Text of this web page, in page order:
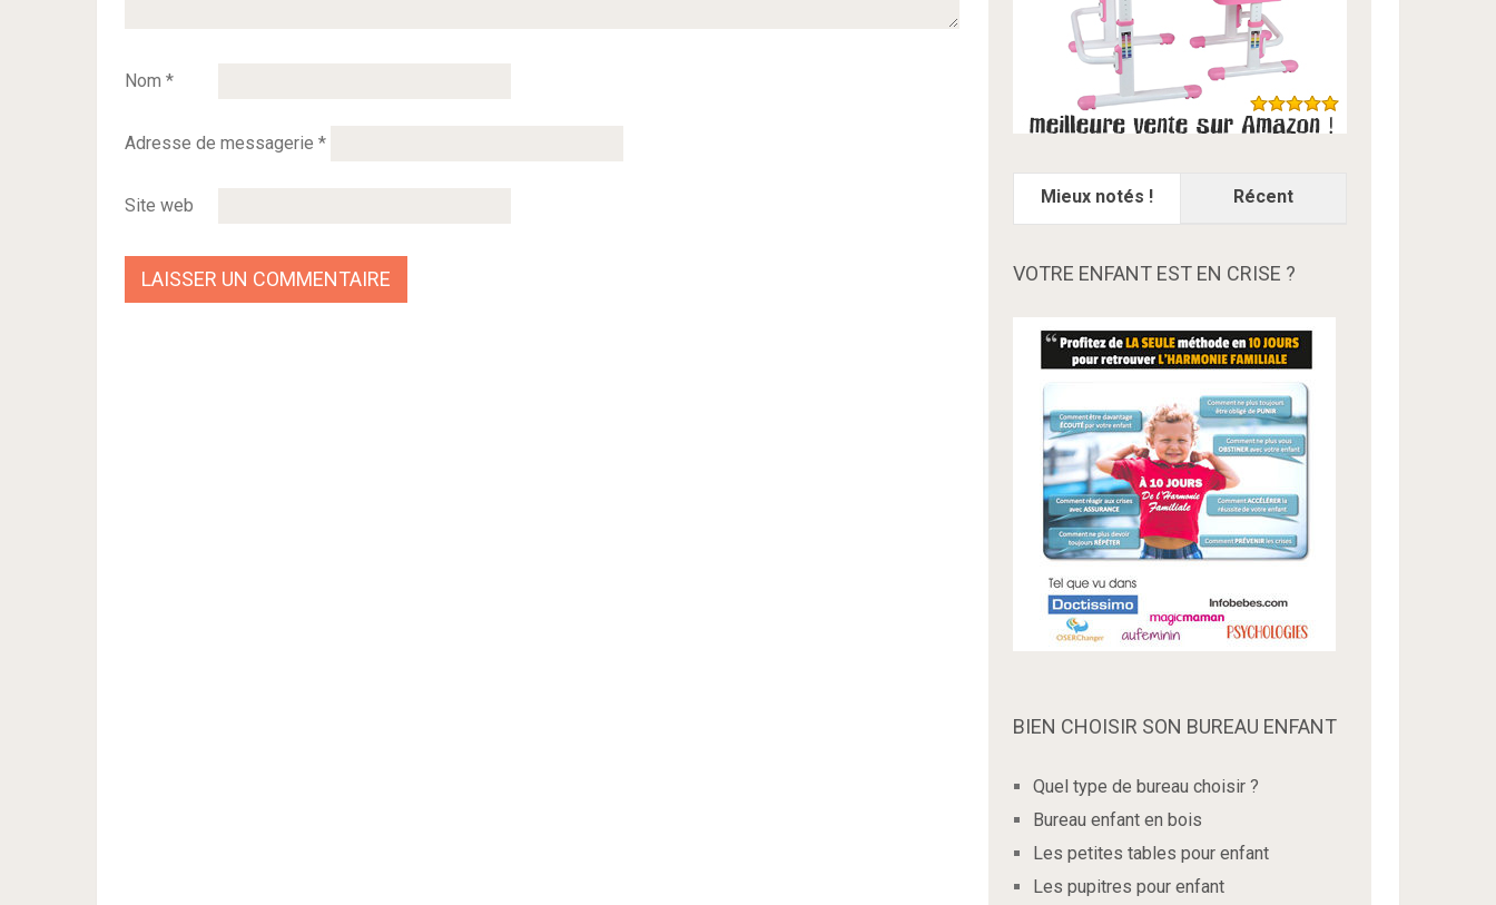
Nom *
Adresse de messagerie *
Site web Mieux notés ! Récent
VOTRE ENFANT EST EN CRISE ?
BIEN CHOISIR SON BUREAU ENFANT
Quel type de bureau choisir ?
Bureau enfant en bois
Les petites tables pour enfant
Les pupitres pour enfant